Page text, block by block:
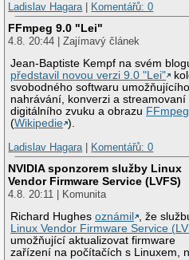
Ladislav Hagara| Komentářů: 0
FFmpeg 9.0 "Lei"
4.8. 20:44 | Zajímavý článek
Jean-Baptiste Kempf na svém
představil novou verzi 9.0 "Lei"
svobodného softwaru umožňujícího
nahrávání, konverzi a streamovaní
digitálního zvuku a obrazu FFmpeg
(Wikipedie ).
Ladislav Hagara| Komentářů: 0
NVIDIA sponzorem služby Linux
Vendor Firmware Service (LVFS)
4.8. 20:11 | Komunita
Richard Hughesoznámil
, že
Linux Vendor Firmware Service
umožňující aktualizovat firmware
zařízení na počítačích s Linuxem,